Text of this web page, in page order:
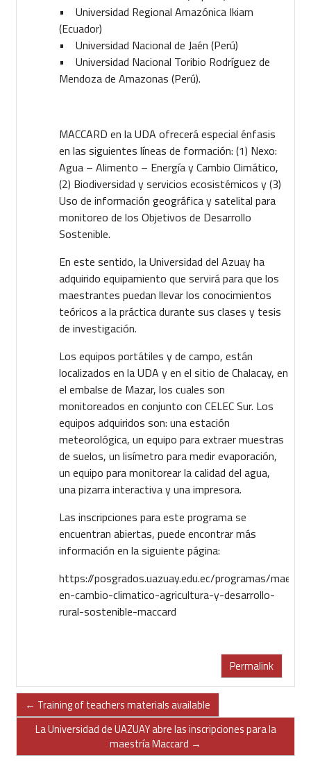
• Universidad Regional Amazónica Ikiam
(Ecuador)
• Universidad Nacional de Jaén (Perú)
• Universidad Nacional Toribio Rodríguez de
Mendoza de Amazonas (Perú).
MACCARD en la UDA ofrecerá especial énfasis
en las siguientes líneas de formación: (1) Nexo:
Agua – Alimento – Energía y Cambio Climático,
(2) Biodiversidad y servicios ecosistémicos y (3)
Uso de información geográfica y satelital para
monitoreo de los Objetivos de Desarrollo
Sostenible.
En este sentido, la Universidad del Azuay ha
adquirido equipamiento que servirá para que los
maestrantes puedan llevar los conocimientos
teóricos a la práctica durante sus clases y tesis
de investigación.
Los equipos portátiles y de campo, están
localizados en la UDA y en el sitio de Chalacay, en
el embalse de Mazar, los cuales son
monitoreados en conjunto con CELEC Sur. Los
equipos adquiridos son: una estación
meteorológica, un equipo para extraer muestras
de suelos, un lisímetro para medir evaporación,
un equipo para monitorear la calidad del agua,
una pizarra interactiva y una impresora.
Las inscripciones para este programa se
encuentran abiertas, puede encontrar más
información en la siguiente página:
https://posgrados.uazuay.edu.ec/programas/
en-cambio-climatico-agricultura-y-desarrollo-
rural-sostenible-maccard
Permalink
← Training of teachers materials available
La Universidad de UAZUAY abre las inscripciones para la
maestría Maccard →